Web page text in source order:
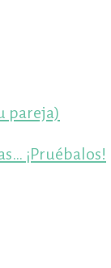
pareja)
¡Pruébalos!